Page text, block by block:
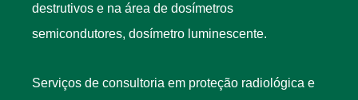
destrutivos e na área de dosímetros
semicondutores, dosímetro luminescente.
Serviços de consultoria em proteção radiológica e